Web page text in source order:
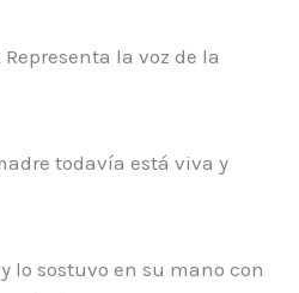
la voz de la
todavía está viva y
lo sostuvo en su mano con